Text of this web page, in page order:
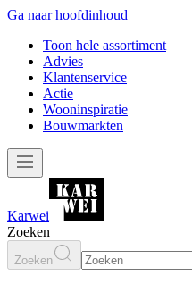
Ga naar hoofdinhoud
Toon hele assortiment
Advies
Klantenservice
Actie
Wooninspiratie
Bouwmarkten
Karwei
Zoeken
Zoeken